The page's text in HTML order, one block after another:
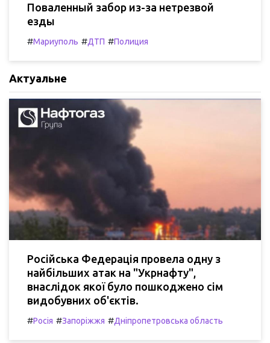
Поваленный забор из-за нетрезвой
езды
#Мариуполь #ДТП #Полиция
Актуальне
Російська Федерація провела одну з
найбільших атак на "Укрнафту",
внаслідок якої було пошкоджено сім
видобувних об'єктів.
#Росія #Запоріжжя #Дніпропетровська область